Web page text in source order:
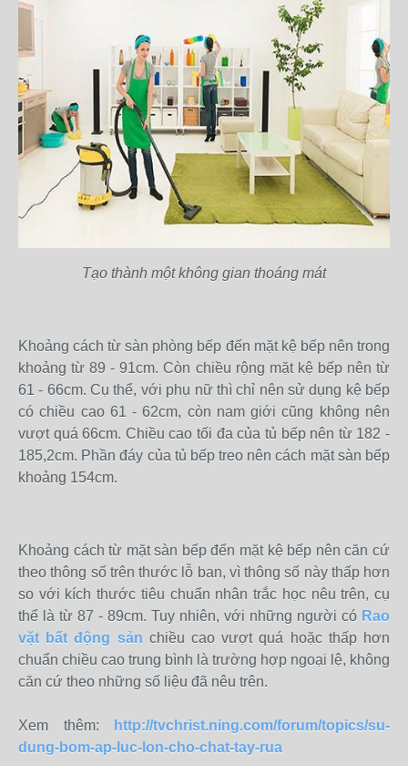
Tạo thành một không gian thoáng mát
Khoảng cách từ sàn phòng bếp đến mặt kệ bếp nên trong
khoảng từ 89 - 91cm. Còn chiều rộng mặt kệ bếp nên từ
61 - 66cm. Cụ thể, với phụ nữ thì chỉ nên sử dụng kệ bếp
có chiều cao 61 - 62cm, còn nam giới cũng không nên
vượt quá 66cm. Chiều cao tối đa của tủ bếp nên từ 182 -
185,2cm. Phần đáy của tủ bếp treo nên cách mặt sàn bếp
khoảng 154cm.
Khoảng cách từ mặt sàn bếp đến mặt kệ bếp nên căn cứ
theo thông số trên thước lỗ ban, vì thông số này thấp hơn
so với kích thước tiêu chuẩn nhân trắc học nêu trên, cụ
thể là từ 87 - 89cm. Tuy nhiên, với những người có Rao
vặt bất động sản chiều cao vượt quá hoặc thấp hơn
chuẩn chiều cao trung bình là trường hợp ngoại lệ, không
căn cứ theo những số liệu đã nêu trên.
Xem thêm:
http://tvchrist.ning.com/forum/topics/su-
dung-bom-ap-luc-lon-cho-chat-tay-rua